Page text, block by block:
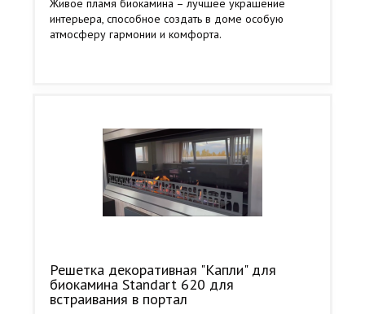
Живое пламя биокамина – лучшее украшение
интерьера, способное создать в доме особую
атмосферу гармонии и комфорта.
Решетка декоративная "Капли" для
биокамина Standart 620 для
встраивания в портал